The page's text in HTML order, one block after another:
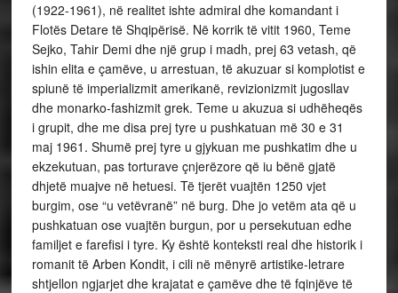
(1922-1961), në realitet ishte admiral dhe komandant i
Flotës Detare të Shqipërisë. Në korrik të vitit 1960, Teme
Sejko, Tahir Demi dhe një grup i madh, prej 63 vetash, që
ishin elita e çamëve, u arrestuan, të akuzuar si komplotist e
spiunë të imperializmit amerikanë, revizionizmit jugosllav
dhe monarko-fashizmit grek. Teme u akuzua si udhëheqës
i grupit, dhe me disa prej tyre u pushkatuan më 30 e 31
maj 1961. Shumë prej tyre u gjykuan me pushkatim dhe u
ekzekutuan, pas torturave çnjerëzore që iu bënë gjatë
dhjetë muajve në hetuesi. Të tjerët vuajtën 1250 vjet
burgim, ose “u vetëvranë” në burg. Dhe jo vetëm ata që u
pushkatuan ose vuajtën burgun, por u persekutuan edhe
familjet e farefisi i tyre. Ky është konteksti real dhe historik i
romanit të Arben Kondit, i cili në mënyrë artistike-letrare
shtjellon ngjarjet dhe krajatat e çamëve dhe të fqinjëve të